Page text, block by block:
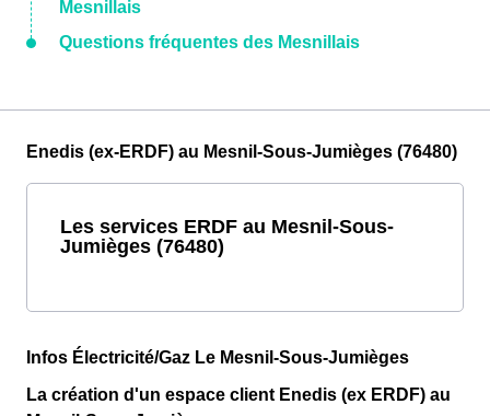
Mesnillais
Questions fréquentes des Mesnillais
Enedis (ex-ERDF) au Mesnil-Sous-Jumièges (76480)
Les services ERDF au Mesnil-Sous-
Jumièges (76480)
Infos Électricité/Gaz Le Mesnil-Sous-Jumièges
La création d'un espace client Enedis (ex ERDF) au